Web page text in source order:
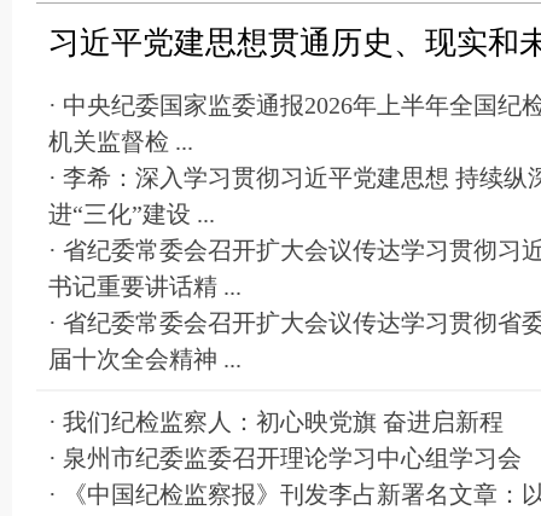
习近平党建思想贯通历史、现实和
· 中央纪委国家监委通报2026年上半年全国纪
机关监督检 ...
· 李希：深入学习贯彻习近平党建思想 持续纵
进“三化”建设 ...
· 省纪委常委会召开扩大会议传达学习贯彻习
书记重要讲话精 ...
· 省纪委常委会召开扩大会议传达学习贯彻省
届十次全会精神 ...
· 我们纪检监察人：初心映党旗 奋进启新程
· 泉州市纪委监委召开理论学习中心组学习会
· 《中国纪检监察报》刊发李占新署名文章：